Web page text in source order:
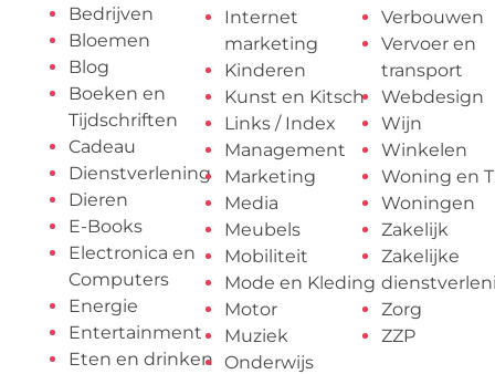
Bedrijven
Bloemen
Blog
Boeken en
Tijdschriften
Cadeau
Dienstverlening
Dieren
E-Books
Electronica en
Computers
Energie
Entertainment
Eten en drinken
Internet
marketing
Kinderen
Kunst en Kitsch
Links / Index
Management
Marketing
Media
Meubels
Mobiliteit
Mode en Kleding
Motor
Muziek
Onderwijs
Verbouwen
Vervoer en
transport
Webdesign
Wijn
Winkelen
Woning en
Woningen
Zakelijk
Zakelijke
Zorg
ZZP